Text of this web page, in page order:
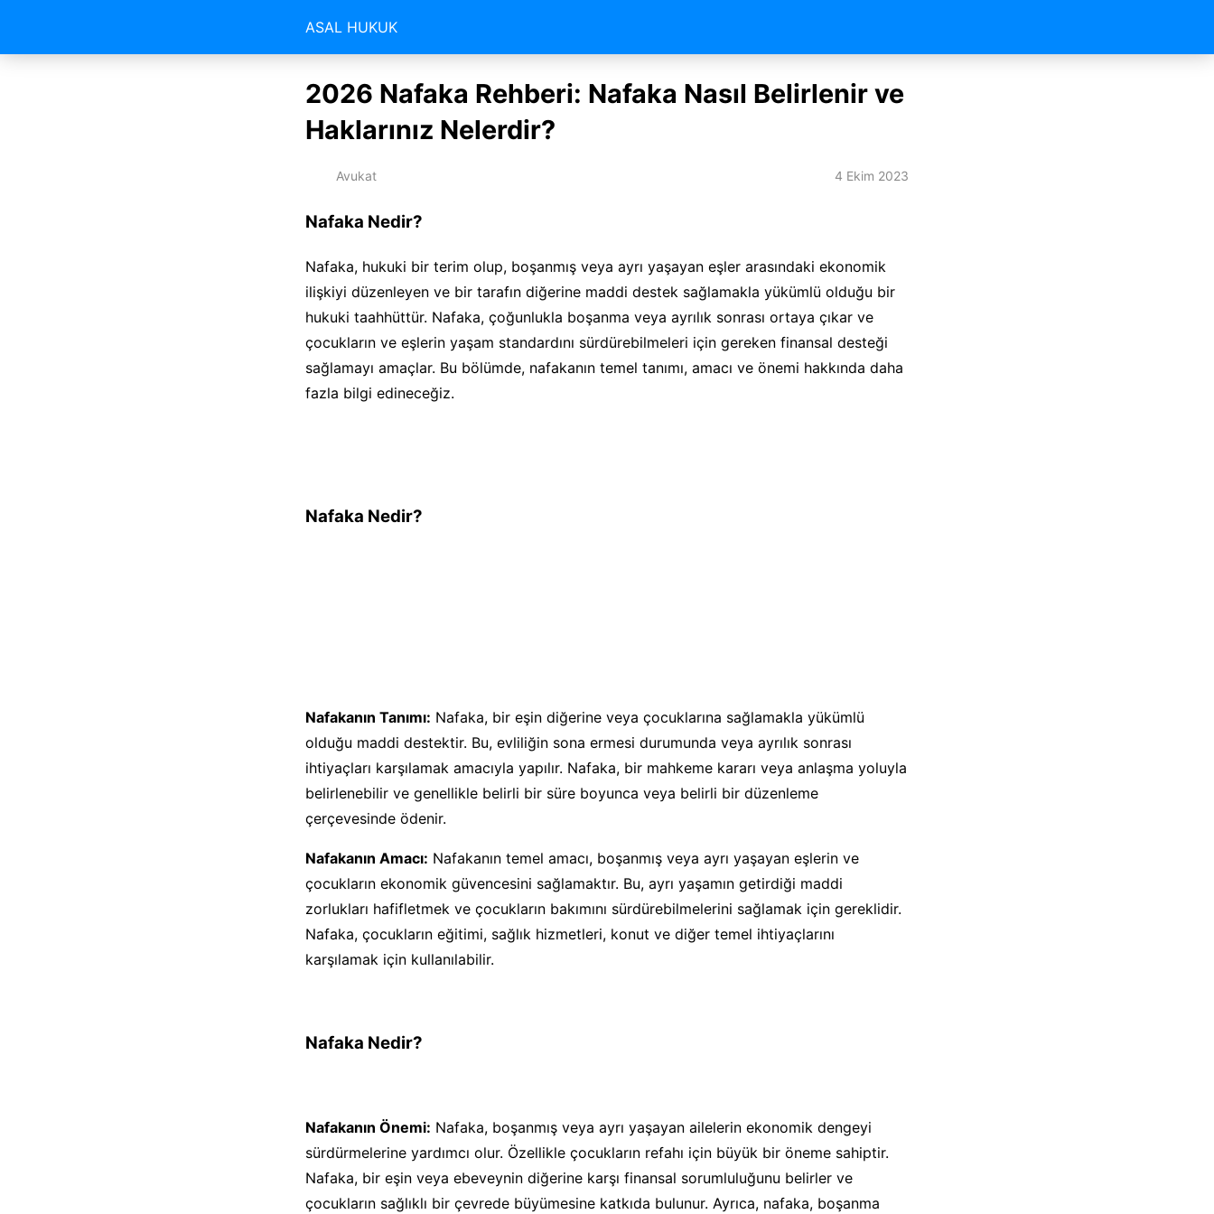
ASAL HUKUK
2026 Nafaka Rehberi: Nafaka Nasıl Belirlenir ve
Haklarınız Nelerdir?
Avukat 4 Ekim 2023
Nafaka Nedir?
Nafaka, hukuki bir terim olup, boşanmış veya ayrı yaşayan eşler arasındaki ekonomik
ilişkiyi düzenleyen ve bir tarafın diğerine maddi destek sağlamakla yükümlü olduğu bir
hukuki taahhüttür. Nafaka, çoğunlukla boşanma veya ayrılık sonrası ortaya çıkar ve
çocukların ve eşlerin yaşam standardını sürdürebilmeleri için gereken finansal desteği
sağlamayı amaçlar. Bu bölümde, nafakanın temel tanımı, amacı ve önemi hakkında daha
fazla bilgi edineceğiz.
Nafaka Nedir?
Nafakanın Tanımı: Nafaka, bir eşin diğerine veya çocuklarına sağlamakla yükümlü
olduğu maddi destektir. Bu, evliliğin sona ermesi durumunda veya ayrılık sonrası
ihtiyaçları karşılamak amacıyla yapılır. Nafaka, bir mahkeme kararı veya anlaşma yoluyla
belirlenebilir ve genellikle belirli bir süre boyunca veya belirli bir düzenleme
çerçevesinde ödenir.
Nafakanın Amacı: Nafakanın temel amacı, boşanmış veya ayrı yaşayan eşlerin ve
çocukların ekonomik güvencesini sağlamaktır. Bu, ayrı yaşamın getirdiği maddi
zorlukları hafifletmek ve çocukların bakımını sürdürebilmelerini sağlamak için gereklidir.
Nafaka, çocukların eğitimi, sağlık hizmetleri, konut ve diğer temel ihtiyaçlarını
karşılamak için kullanılabilir.
Nafaka Nedir?
Nafakanın Önemi: Nafaka, boşanmış veya ayrı yaşayan ailelerin ekonomik dengeyi
sürdürmelerine yardımcı olur. Özellikle çocukların refahı için büyük bir öneme sahiptir.
Nafaka, bir eşin veya ebeveynin diğerine karşı finansal sorumluluğunu belirler ve
çocukların sağlıklı bir çevrede büyümesine katkıda bulunur. Ayrıca, nafaka, boşanma